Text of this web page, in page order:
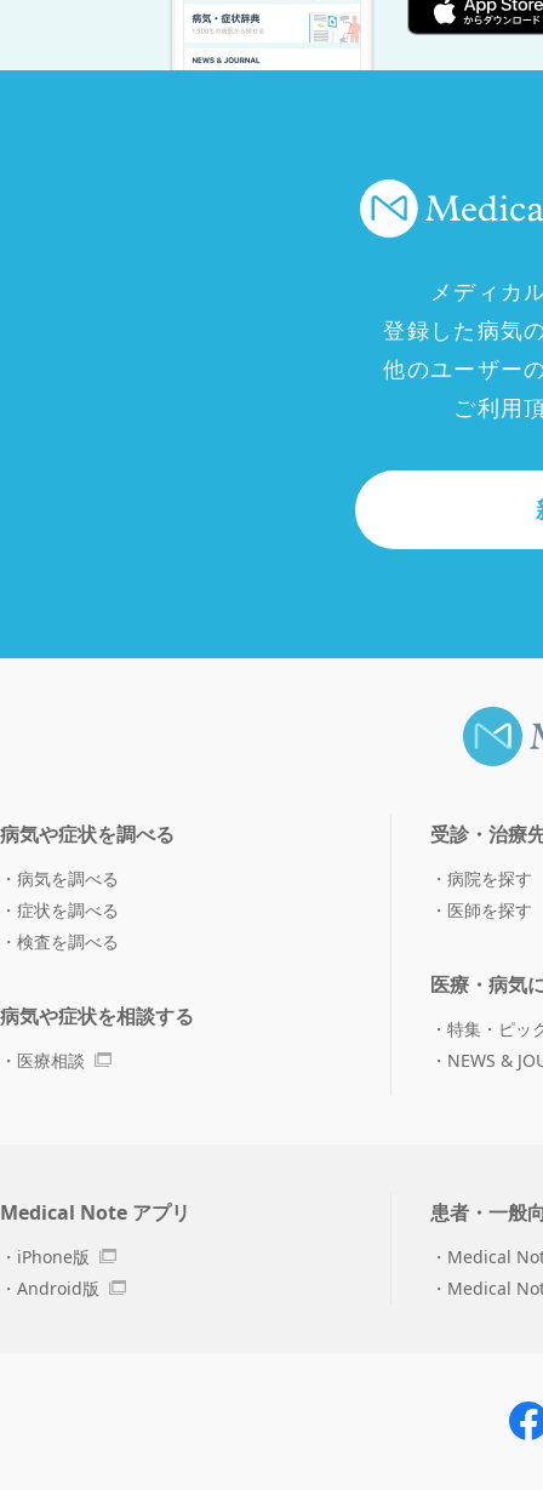
メディカ
登録した病気
他のユーザー
ご利用
病気や症状を調べる
病気を調べる
症状を調べる
検査を調べる
病気や症状を相談する
医療相談
受診・治療
病院を探す
医師を探す
医療・病気
特集・ピッ
NEWS &
Medical Note アプリ
iPhone版
Android版
患者・一般
Medical
Medical